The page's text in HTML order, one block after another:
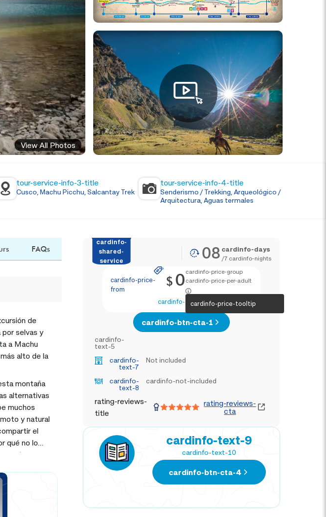
View All Photos
tour-service-info-3-title
Cusco, Machu Picchu, Salcantay Trek
tour-service-info-4-title
Senderismo / Trekking, Arqueológico /
Arquitectura, Aguas termales
cardinfo-
shared-
service
08 cardinfo-days
/7 cardinfo-nights
cardinfo-price-
from
$0 cardinfo-price-group
cardinfo-price-per-adult
cardinfo-price-tooltip
cardinfo-text-4
cardinfo-btn-cta-1
cardinfo-
text-5
cardinfo-
text-7
Not included
cardinfo-
text-8
cardinfo-not-included
rating-reviews-
title
rating-reviews-
cta
cardinfo-text-9
cardinfo-text-10
cardinfo-btn-cta-4
FAQs
de
por selvas y
a Machu
alto de la
montaña
alternativas
muchos
y natural
el
qué no lo